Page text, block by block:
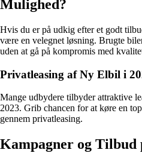
Mulighed?
Hvis du er på udkig efter et godt
være en velegnet løsning. Brugte
uden at gå på kompromis med
Privatleasing af Ny Elbil i
Mange udbydere tilbyder attraktive
2023. Grib chancen for at køre en
gennem privatleasing.
Kampagner og Tilbud